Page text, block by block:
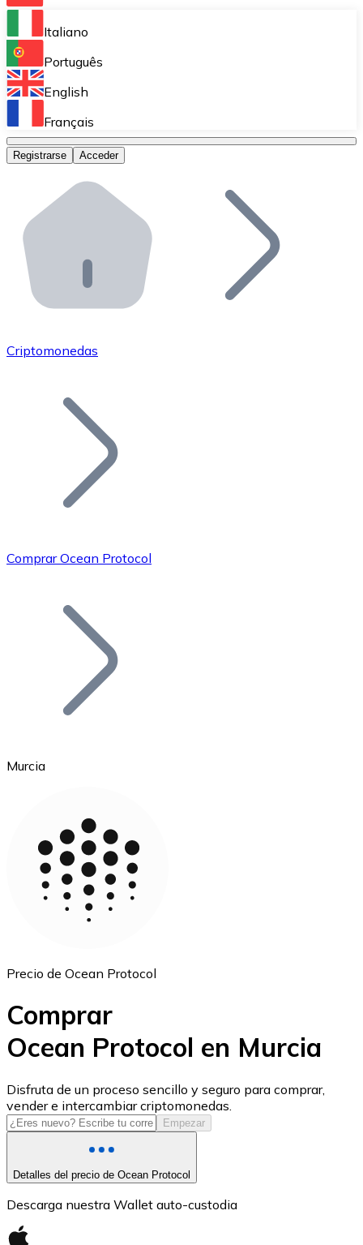
Bitnovo Ramp
Integra nuestra solución en tu plataforma.
Bitnovo Giftcards
Bitnovo OTC
Bitnovo ATM
Integra un ATM Bitnovo en tu negocio y permite que
Bitnovo API
Integra nuestra API en tu ecosistema.
Únete a nuestra red de distribuidores.
Añade tu proyecto a nuestro ecosistema.
Bitcoin
Ethereum
ETH
USD Coin
USDC
Italiano
Português
English
Français
Registrarse Acceder
Criptomonedas
Comprar Ocean Protocol
Murcia
Precio de Ocean Protocol
Comprar
Ocean Protocol en Murcia
Disfruta de un proceso sencillo y seguro para comprar,
vender e intercambiar criptomonedas.
Empezar
Detalles del precio de Ocean Protocol
Descarga nuestra Wallet auto-custodia